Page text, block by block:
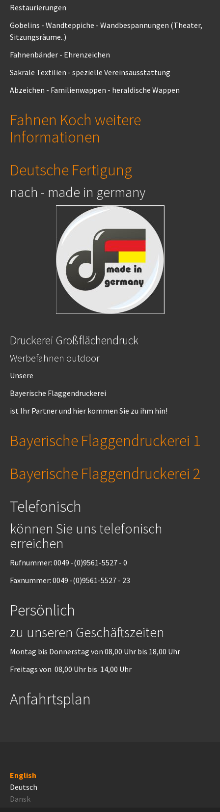
Restaurierungen
Gobelins - Wandteppiche - Wandbespannungen (Theater,
Sitzungsräume..)
Fahnenbänder - Ehrenzeichen
Sakrale Textilien - spezielle Vereinsausstattung
Abzeichen - Familienwappen - heraldische Wappen
Fahnen Koch weitere
Informationen
Deutsche Fertigung
nach - made in germany
Druckerei Großflächendruck
Werbefahnen outdoor
Unsere
Bayerische Flaggendruckerei
ist Ihr Partner und hier kommen Sie zu ihm hin!
Bayerische Flaggendruckerei 1
Bayerische Flaggendruckerei 2
Telefonisch
können Sie uns telefonisch
erreichen
Rufnummer: 0049 -(0)9561-5527 - 0
Faxnummer: 0049 -(0)9561-5527 - 23
Persönlich
zu unseren Geschäftszeiten
Montag bis Donnerstag von 08,00 Uhr bis 18,00 Uhr
Freitags von 08,00 Uhr bis 14,00 Uhr
Anfahrtsplan
English
Deutsch
Dansk